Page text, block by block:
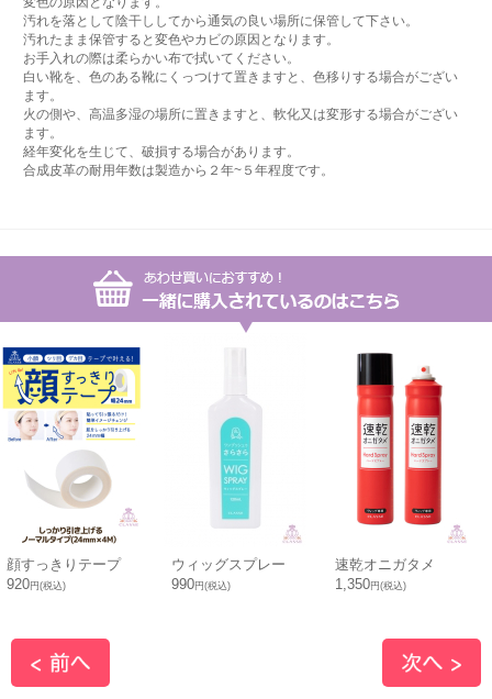
汚れを落として陰干ししてから通気の良い場所に保管して下さい。
汚れたまま保管すると変色やカビの原因となります。
お手入れの際は柔らかい布で拭いてください。
白い靴を、色のある靴にくっつけて置きますと、色移りする場合がござい
ます。
火の側や、高温多湿の場所に置きますと、軟化又は変形する場合がござい
ます。
経年変化を生じて、破損する場合があります。
合成皮革の耐用年数は製造から２年~５年程度です。
顔すっきりテープ
920円(税込)
ウィッグスプレー
990円(税込)
速乾オニガタメ
1,350円(税込)